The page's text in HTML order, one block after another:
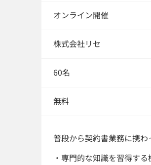
オンライン開催
株式会社リセ
60名
無料
普段から契約書業務に携わ
・専門的な知識を習得す